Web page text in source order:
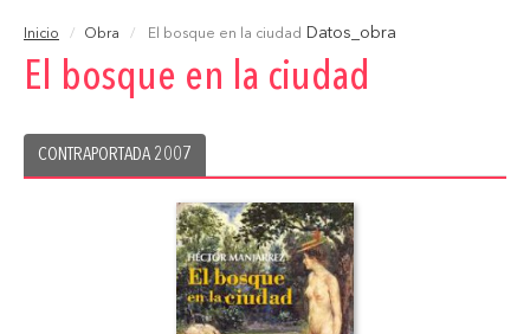
Inicio Obra El bosque en la ciudad Datos_obra
El bosque en la ciudad
CONTRAPORTADA 2007